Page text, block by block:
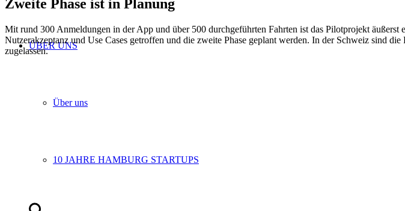
ÜBER UNS
Über uns
10 JAHRE HAMBURG STARTUPS
Zweite Phase ist in Planung
Mit rund 300 Anmeldungen in der App und über 500 durchgeführten Fahrten ist das Pilotprojekt
Nutzerakzeptanz und Use Cases getroffen und die zweite Phase geplant werden. In der Schweiz sind
zugelassen.